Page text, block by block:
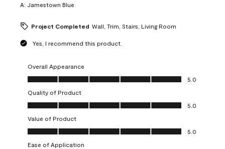
A: Jamestown Blue
Project Completed Wall, Trim, Stairs, Living Room
Yes, I recommend this product.
Overall Appearance
Overall Appearance, 5.0 out of 5
5.0
Quality of Product
Quality of Product, 5.0 out of 5
5.0
Value of Product
Value of Product, 5.0 out of 5
5.0
Ease of Application